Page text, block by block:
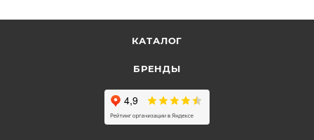
КАТАЛОГ
БРЕНДЫ